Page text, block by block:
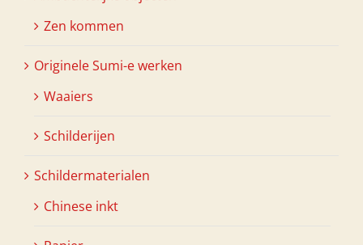
Zen kommen
Originele Sumi-e werken
Waaiers
Schilderijen
Schildermaterialen
Chinese inkt